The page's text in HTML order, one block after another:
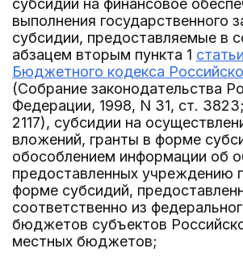
субсидии на финансовое
выполнения государственного
субсидии, предоставляемые в
абзацем вторым пункта 1
Бюджетного кодекса
(Собрание законодательства
Федерации, 1998, N 31, ст.
2117), субсидии на
вложений, гранты в форме
обособлением информации об
предоставленных учреждению
форме субсидий,
соответственно из
бюджетов субъектов
местных бюджетов;